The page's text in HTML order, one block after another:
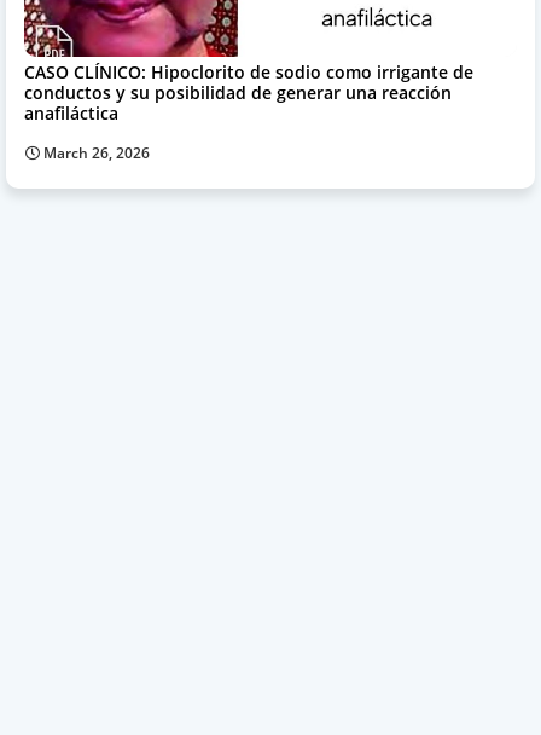
CASO CLÍNICO: Hipoclorito de sodio como irrigante de
conductos y su posibilidad de generar una reacción
anafiláctica
March 26, 2026